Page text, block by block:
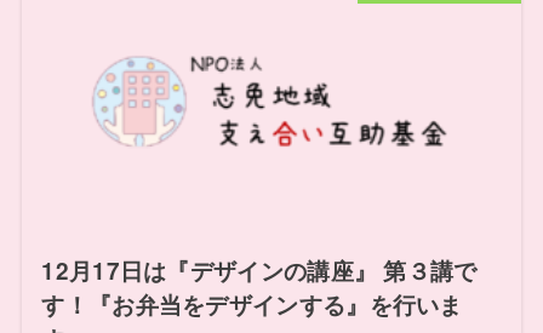
12月17日は『デザインの講座』 第３講で
す！『お弁当をデザインする』を行いま